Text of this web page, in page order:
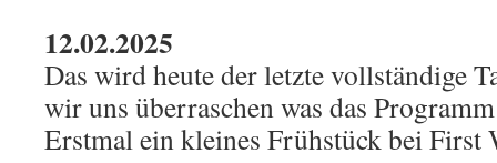
12.02.2025
Das wird heute der letzte vollständige
wir uns überraschen was das
Erstmal ein kleines Frühstück bei First